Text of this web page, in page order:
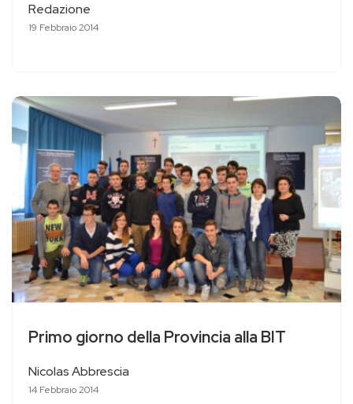
Redazione
19 Febbraio 2014
Primo giorno della Provincia alla BIT
Nicolas Abbrescia
14 Febbraio 2014